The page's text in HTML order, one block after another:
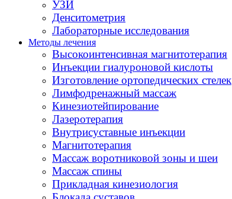
УЗИ
Денситометрия
Лабораторные исследования
Методы лечения
Высокоинтенсивная магнитотерапия
Инъекции гиалуроновой кислоты
Изготовление ортопедических стелек
Лимфодренажный массаж
Кинезиотейпирование
Лазеротерапия
Внутрисуставные инъекции
Магнитотерапия
Массаж воротниковой зоны и шеи
Массаж спины
Прикладная кинезиология